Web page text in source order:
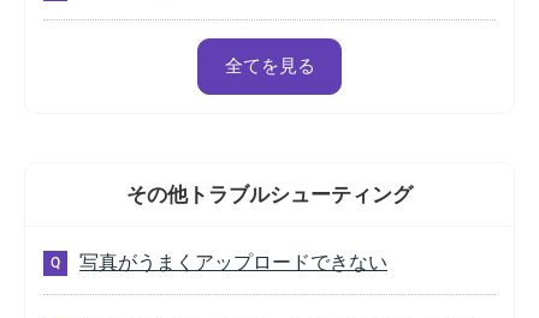
全てを見る
その他トラブルシューティング
写真がうまくアップロードできない